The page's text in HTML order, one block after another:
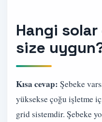
Hangi
size
Kısa cevap: Şebeke
yüksekse çoğu işletme
grid sistemdir. Şebeke